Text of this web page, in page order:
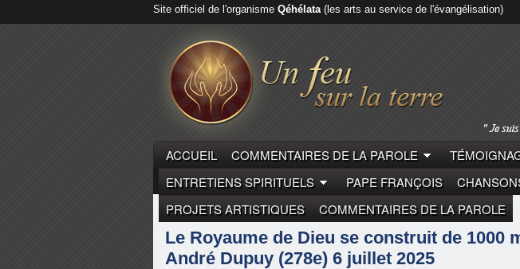
Site officiel de l'organisme Qéhélata(les arts au service de l'évangélisation)
ACCUEIL COMMENTAIRES DE LA PAROLE
ENTRETIENS SPIRITUELS
PAPE FRANÇOIS
PROJETS ARTISTIQUES
COMMENTAIRES DE LA PAROLE
COMMENTAIRES DE LA PAROLE MGR ANDRÉ DUPUY
Le Royaume de Dieu se construit de 1000
André Dupuy (278e) 6 juillet 2025